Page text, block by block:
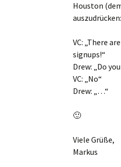
Houston
auszudrücken:
VC: „There
signups!“
Drew: „Do
VC: „No“
Drew: „…“
🙂
Viele Grüße,
Markus